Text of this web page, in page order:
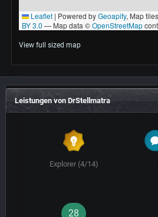
View full sized map
Leistungen von DrStellmatra
Explorer (4/14)
28